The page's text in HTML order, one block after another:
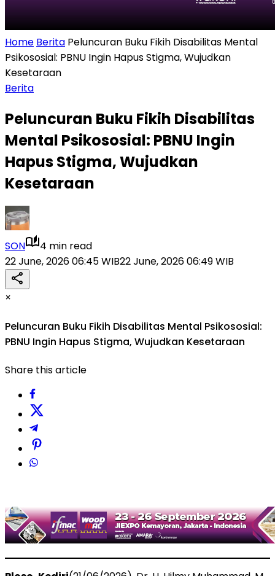
Home Berita Peluncuran Buku Fikih Disabilitas Mental
Psikososial: PBNU Ingin Hapus Stigma, Wujudkan
Kesetaraan
Berita
Peluncuran Buku Fikih Disabilitas
Mental Psikososial: PBNU Ingin
Hapus Stigma, Wujudkan
Kesetaraan
SON
4 min read
22 June, 2026 06:45 WIB22 June, 2026 06:49 WIB
×
Peluncuran Buku Fikih Disabilitas Mental Psikososial:
PBNU Ingin Hapus Stigma, Wujudkan Kesetaraan
Share this article